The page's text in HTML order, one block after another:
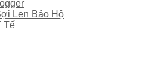
Len Bảo Hộ
Tế